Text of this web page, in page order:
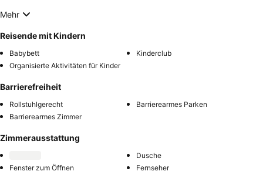
Mehr
Reisende mit Kindern
Babybett
Kinderclub
Organisierte Aktivitäten für Kinder
Barrierefreiheit
Rollstuhlgerecht
Barrierearmes Parken
Barrierearmes Zimmer
Zimmerausstattung
Dusche
Fenster zum Öffnen
Fernseher